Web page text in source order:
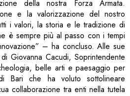
della nostra Forza Armata.
e la valorizzazione del nostro
i valori, la storia e le tradizione di
è sempre più al passo con i tempi
– ha concluso. Alle sue
Giovanna Cacudi, Soprintendente
belle arti e paesaggio per
Bari che ha voluto sottolineare
collaborazione tra enti nella tutela